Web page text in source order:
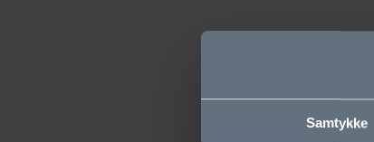
Samtykke